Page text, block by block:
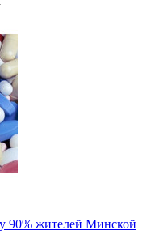
90% жителей Минской